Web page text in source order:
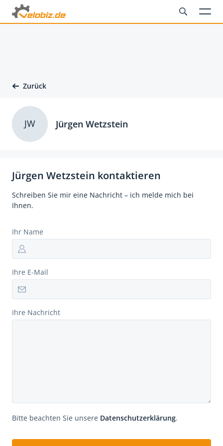
Zurück
Jürgen Wetzstein kontaktieren
Schreiben Sie mir eine Nachricht – ich melde mich bei
Ihnen.
Ihr Name
Ihre E-Mail
Ihre Nachricht
Bitte beachten Sie unsere Datenschutzerklärung.
JW Jürgen Wetzstein